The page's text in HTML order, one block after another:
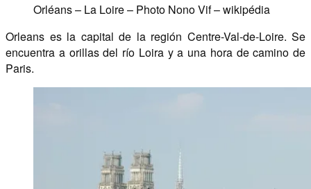
Orléans – La Loire – Photo Nono Vif – wikipédia
Orleans es la capital de la región Centre-Val-de-Loire. Se
encuentra a orillas del río Loira y a una hora de camino de
Paris.